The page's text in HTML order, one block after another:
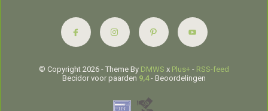
© Copyright 2026 - Theme By DMWS x Plus+ - RSS-feed
Becidor voor paarden 9,4- Beoordelingen